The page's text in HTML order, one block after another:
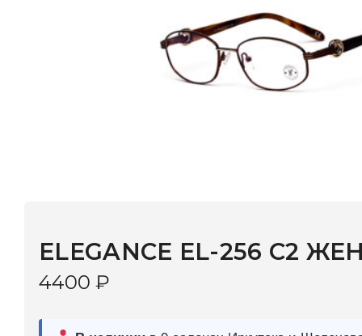
3–5 дней | Промокод МОНОКЛЬ САЙТ — скидка 10%